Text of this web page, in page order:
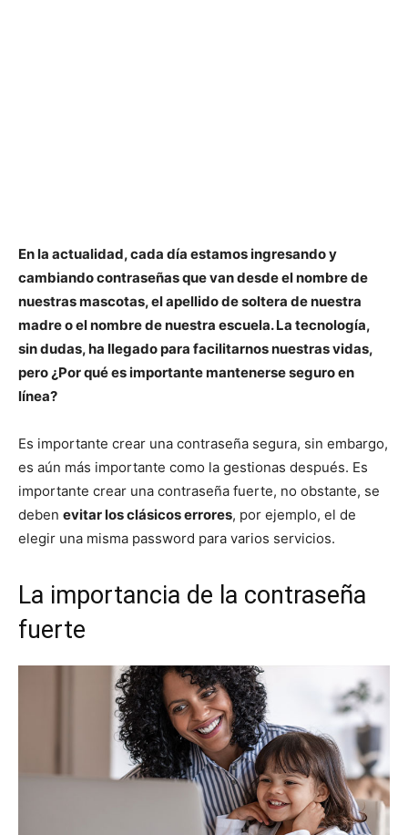
En la actualidad, cada día estamos ingresando y
cambiando contraseñas que van desde el nombre de
nuestras mascotas, el apellido de soltera de nuestra
madre o el nombre de nuestra escuela. La tecnología,
sin dudas, ha llegado para facilitarnos nuestras vidas,
pero ¿Por qué es importante mantenerse seguro en
línea?
Es importante crear una contraseña segura, sin embargo,
es aún más importante como la gestionas después. Es
importante crear una contraseña fuerte, no obstante, se
deben evitar los clásicos errores, por ejemplo, el de
elegir una misma password para varios servicios.
La importancia de la contraseña
fuerte